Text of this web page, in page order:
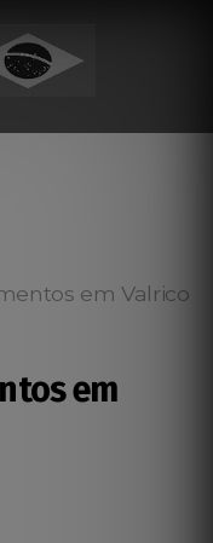
em Valrico
em